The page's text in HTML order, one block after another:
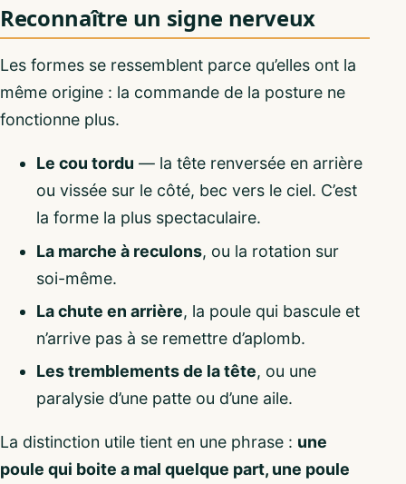
Reconnaître un signe nerveux
Les formes se ressemblent parce qu’elles ont la
même origine : la commande de la posture ne
fonctionne plus.
Le cou tordu — la tête renversée en arrière
ou vissée sur le côté, bec vers le ciel. C’est
la forme la plus spectaculaire.
La marche à reculons, ou la rotation sur
soi-même.
La chute en arrière, la poule qui bascule et
n’arrive pas à se remettre d’aplomb.
Les tremblements de la tête, ou une
paralysie d’une patte ou d’une aile.
La distinction utile tient en une phrase : une
poule qui boite a mal quelque part, une poule